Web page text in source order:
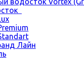
Лайн